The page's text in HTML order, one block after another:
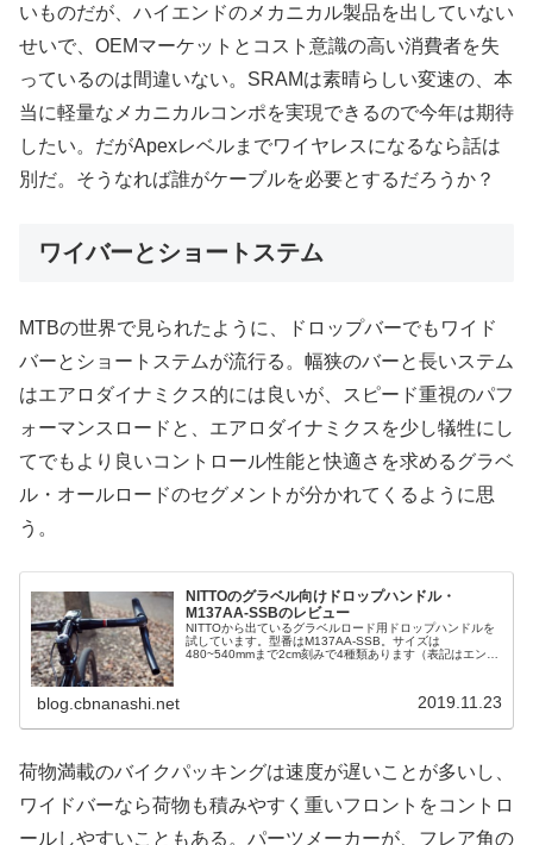
いものだが、ハイエンドのメカニカル製品を出していない
せいで、OEMマーケットとコスト意識の高い消費者を失
っているのは間違いない。SRAMは素晴らしい変速の、本
当に軽量なメカニカルコンポを実現できるので今年は期待
したい。だがApexレベルまでワイヤレスになるなら話は
別だ。そうなれば誰がケーブルを必要とするだろうか？
ワイバーとショートステム
MTBの世界で見られたように、ドロップバーでもワイド
バーとショートステムが流行る。幅狭のバーと長いステム
はエアロダイナミクス的には良いが、スピード重視のパフ
ォーマンスロードと、エアロダイナミクスを少し犠牲にし
てでもより良いコントロール性能と快適さを求めるグラベ
ル・オールロードのセグメントが分かれてくるように思
う。
NITTOのグラベル向けドロップハンドル・
M137AA-SSBのレビュー
NITTOから出ているグラベルロード用ドロップハンドルを
試しています。型番はM137AA-SSB。サイズは
480~540mmまで2cm刻みで4種類あります（表記はエンド
blog.cbnanashi.net 2019.11.23
荷物満載のバイクパッキングは速度が遅いことが多いし、
ワイドバーなら荷物も積みやすく重いフロントをコントロ
ールしやすいこともある。パーツメーカーが、フレア角の